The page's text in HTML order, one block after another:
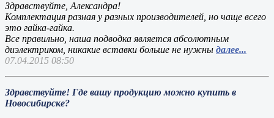
Здравствуйте, Александра!
Комплектация разная у разных производителей, но чаще всего
это гайка-гайка.
Все правильно, наша подводка является абсолютным
диэлектриком, никакие вставки больше не нужны далее...
07.04.2015 08:50
Здравствуйте! Где вашу продукцию можно купить в
Новосибирске?